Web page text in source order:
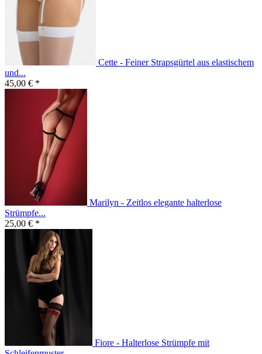
Cette - Feiner Strapsgürtel aus elastischem
und...
45,00 € *
Marilyn - Zeitlos elegante halterlose
Strümpfe...
25,00 € *
Fiore - Halterlose Strümpfe mit